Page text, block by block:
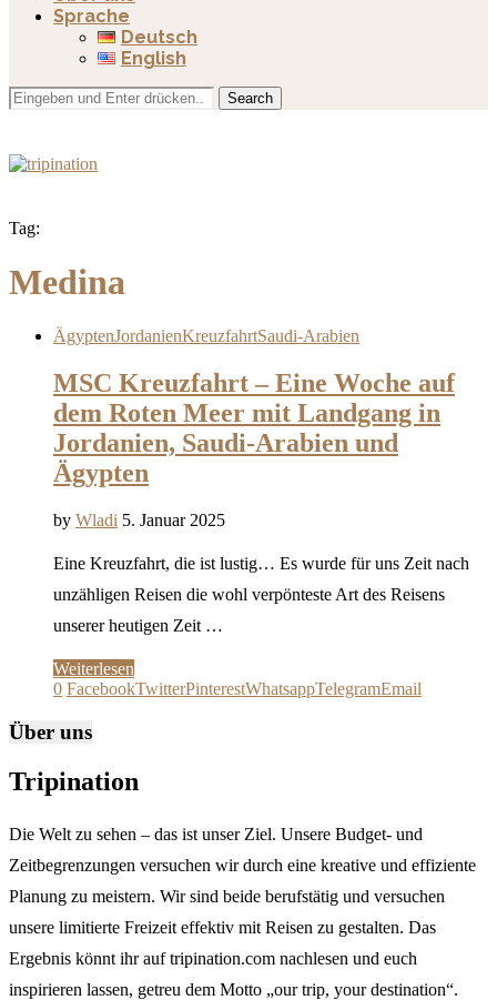
Sprache
Deutsch
English
Search
Tag:
Medina
ÄgyptenJordanienKreuzfahrtSaudi-Arabien
MSC Kreuzfahrt – Eine Woche auf
dem Roten Meer mit Landgang in
Jordanien, Saudi-Arabien und
Ägypten
by Wladi 5. Januar 2025
Eine Kreuzfahrt, die ist lustig… Es wurde für uns Zeit nach
unzähligen Reisen die wohl verpönteste Art des Reisens
unserer heutigen Zeit …
Weiterlesen
0 FacebookTwitterPinterestWhatsappTelegramEmail
Über uns
Tripination
Die Welt zu sehen – das ist unser Ziel. Unsere Budget- und
Zeitbegrenzungen versuchen wir durch eine kreative und effiziente
Planung zu meistern. Wir sind beide berufstätig und versuchen
unsere limitierte Freizeit effektiv mit Reisen zu gestalten. Das
Ergebnis könnt ihr auf tripination.com nachlesen und euch
inspirieren lassen, getreu dem Motto „our trip, your destination“.